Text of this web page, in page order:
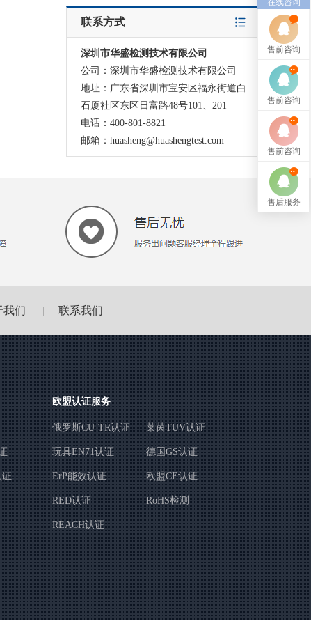
联系方式
深圳市华盛检测技术有限公司
公司：深圳市华盛检测技术有限公司
地址：广东省深圳市宝安区福永街道白
石厦社区东区日富路48号101、201
电话：400-801-8821
邮箱：huasheng@huashengtest.com
我们 联系我们
欧盟认证服务
俄罗斯CU-TR认证 莱茵TUV认证
玩具EN71认证 德国GS认证
ErP能效认证 欧盟CE认证
RED认证 RoHS检测
REACH认证
在线咨询
售前咨询
售前咨询
售前咨询
售后服务